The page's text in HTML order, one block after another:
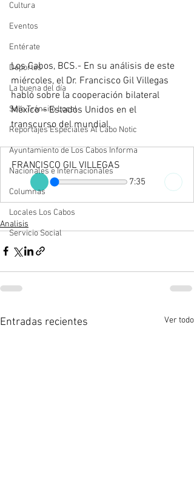
Cultura
Eventos
Entérate
Deportes
La buena del día
Sólo Tránsito Local
Reportajes Especiales Al Cabo Notic
Ayuntamiento de Los Cabos Informa
Nacionales e Internacionales
Columnas
Locales Los Cabos
Servicio Social
Los Cabos, BCS.- En su análisis de este
miércoles, el Dr. Francisco Gil Villegas
habló sobre la cooperación bilateral
México – Estados Unidos en el
transcurso del mundial.
FRANCISCO GIL VILLEGAS
7:35
Analisis
Entradas recientes Ver todo